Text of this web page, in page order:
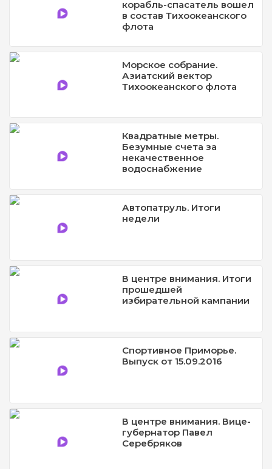
корабль-спасатель вошел
в состав Тихоокеанского
флота
Морское собрание.
Азиатский вектор
Тихоокеанского флота
Квадратные метры.
Безумные счета за
некачественное
водоснабжение
Автопатруль. Итоги
недели
В центре внимания. Итоги
прошедшей
избирательной кампании
Спортивное Приморье.
Выпуск от 15.09.2016
В центре внимания. Вице-
губернатор Павел
Серебряков